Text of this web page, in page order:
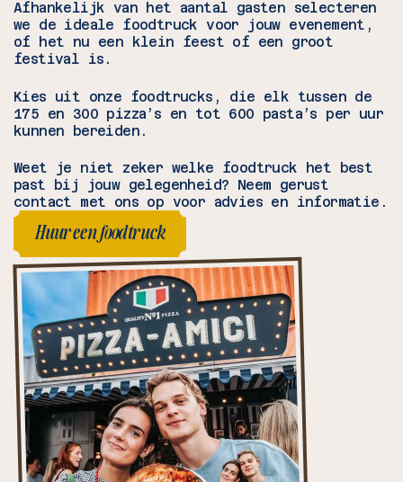
Afhankelijk van het aantal gasten selecteren
we de ideale foodtruck voor jouw evenement,
of het nu een klein feest of een groot
festival is.
Kies uit onze foodtrucks, die elk tussen de
175 en 300 pizza’s en tot 600 pasta’s per uur
kunnen bereiden.
Weet je niet zeker welke foodtruck het best
past bij jouw gelegenheid? Neem gerust
contact met ons op voor advies en informatie.
Huur een foodtruck
Huur een foodtruck